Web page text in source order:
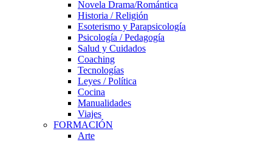
Novela Drama/Romántica
Historia / Religión
Esoterismo y Parapsicología
Psicología / Pedagogía
Salud y Cuidados
Coaching
Tecnologías
Leyes / Política
Cocina
Manualidades
Viajes
FORMACIÓN
Arte